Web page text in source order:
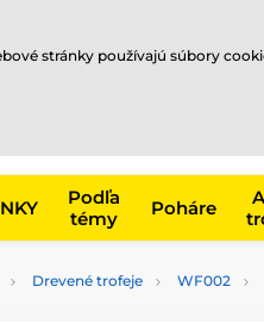
Podľa
témy
Poháre
Drevené trofeje WF002
stránky používajú súbory